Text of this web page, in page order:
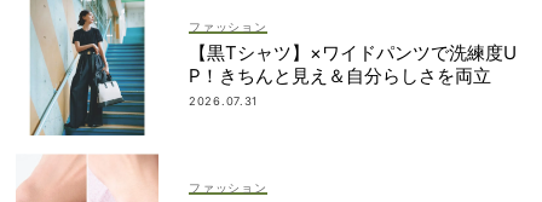
ファッション
【黒Tシャツ】×ワイドパンツで洗練度U
P！きちんと見え＆自分らしさを両立
2026.07.31
ファッション